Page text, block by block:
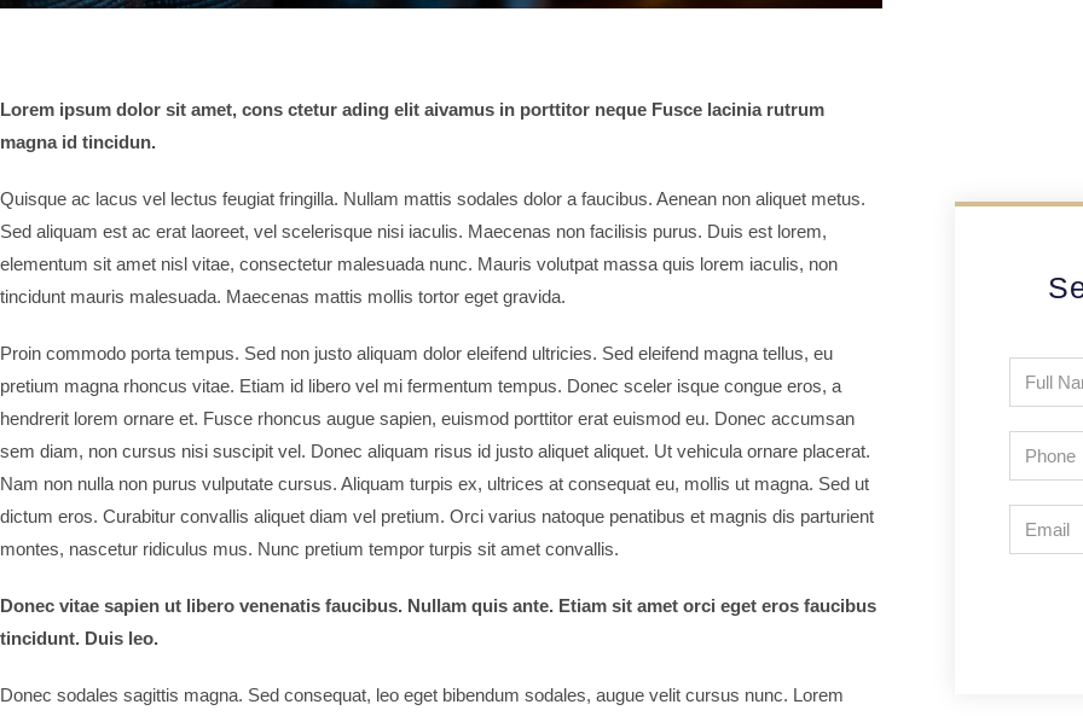
Lorem ipsum dolor sit amet, cons ctetur ading elit aivamus in porttitor neque Fusce lacinia rutrum
magna id tincidun.
Quisque ac lacus vel lectus feugiat fringilla. Nullam mattis sodales dolor a faucibus. Aenean non aliquet metus.
Sed aliquam est ac erat laoreet, vel scelerisque nisi iaculis. Maecenas non facilisis purus. Duis est lorem,
elementum sit amet nisl vitae, consectetur malesuada nunc. Mauris volutpat massa quis lorem iaculis, non
tincidunt mauris malesuada. Maecenas mattis mollis tortor eget gravida.
Proin commodo porta tempus. Sed non justo aliquam dolor eleifend ultricies. Sed eleifend magna tellus, eu
pretium magna rhoncus vitae. Etiam id libero vel mi fermentum tempus. Donec sceler isque congue eros, a
hendrerit lorem ornare et. Fusce rhoncus augue sapien, euismod porttitor erat euismod eu. Donec accumsan
sem diam, non cursus nisi suscipit vel. Donec aliquam risus id justo aliquet aliquet. Ut vehicula ornare placerat.
Nam non nulla non purus vulputate cursus. Aliquam turpis ex, ultrices at consequat eu, mollis ut magna. Sed ut
dictum eros. Curabitur convallis aliquet diam vel pretium. Orci varius natoque penatibus et magnis dis parturient
montes, nascetur ridiculus mus. Nunc pretium tempor turpis sit amet convallis.
Donec vitae sapien ut libero venenatis faucibus. Nullam quis ante. Etiam sit amet orci eget eros faucibus
tincidunt. Duis leo.
Donec sodales sagittis magna. Sed consequat, leo eget bibendum sodales, augue velit cursus nunc. Lorem